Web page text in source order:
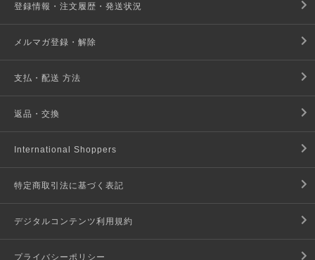
登録情報・注文履歴・発送状況
メルマガ登録・解除
支払・配送 方法
返品・交換
International Shoppers
特定商取引法に基づく表記
デジタルコンテンツ利用規約
プライバシーポリシー